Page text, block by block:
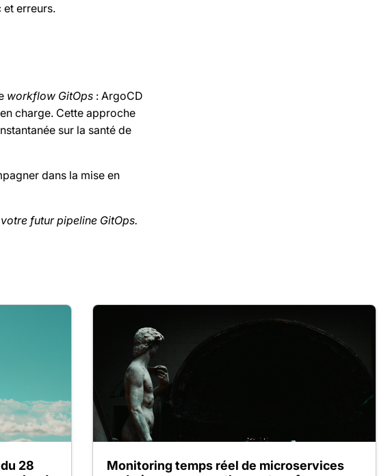
et erreurs.
workflow GitOps : ArgoCD
charge. Cette approche
sur la santé de
dans la mise en
futur pipeline GitOps.
28
Monitoring temps réel de microservices